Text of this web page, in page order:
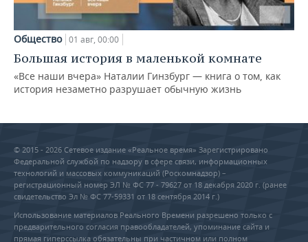
Общество 01 авг, 00:00
Большая история в маленькой комнате
«Все наши вчера» Наталии Гинзбург — книга о том, как
история незаметно разрушает обычную жизнь
© 2015 - 2026 Сетевое издание «Реальное время» Зарегистрировано
Федеральной службой по надзору в сфере связи, информационных
технологий и массовых коммуникаций (Роскомнадзор) –
регистрационный номер ЭЛ № ФС 77 - 79627 от 18 декабря 2020 г. (ранее
свидетельство Эл № ФС 77-59331 от 18 сентября 2014 г.)
Использование материалов Реального Времени разрешено только с
предварительного согласия правообладателей, упоминание сайта и
прямая гиперссылка обязательны при частичном или полном